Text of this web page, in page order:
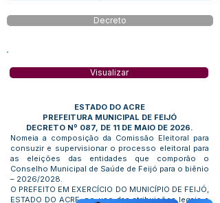
Decreto
Visualizar
ESTADO DO ACRE
PREFEITURA MUNICIPAL DE FEIJÓ
DECRETO Nº 087, DE 11 DE MAIO DE 2026.
Nomeia a composição da Comissão Eleitoral para
consuzir e supervisionar o processo eleitoral para
as eleições das entidades que comporão o
Conselho Municipal de Saúde de Feijó para o biênio
– 2026/2028.
O PREFEITO EM EXERCÍCIO DO MUNICÍPIO DE FEIJÓ,
ESTADO DO ACRE, no uso das atribuições legais e